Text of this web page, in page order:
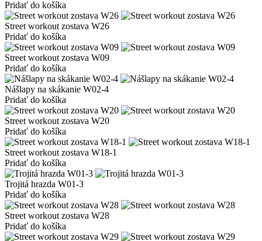
Pridať do košíka
Street workout zostava W26
Pridať do košíka
Street workout zostava W09
Pridať do košíka
Nášlapy na skákanie W02-4
Pridať do košíka
Street workout zostava W20
Pridať do košíka
Street workout zostava W18-1
Pridať do košíka
Trojitá hrazda W01-3
Pridať do košíka
Street workout zostava W28
Pridať do košíka